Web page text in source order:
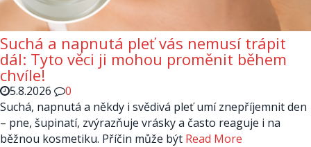
Suchá a napnutá pleť vás nemusí trápit
dál: Tyto věci ji mohou proměnit během
chvíle!
5.8.2026
0
Suchá, napnutá a někdy i svědivá pleť umí znepříjemnit den
– pne, šupinatí, zvýrazňuje vrásky a často reaguje i na
běžnou kosmetiku. Příčin může být Read More